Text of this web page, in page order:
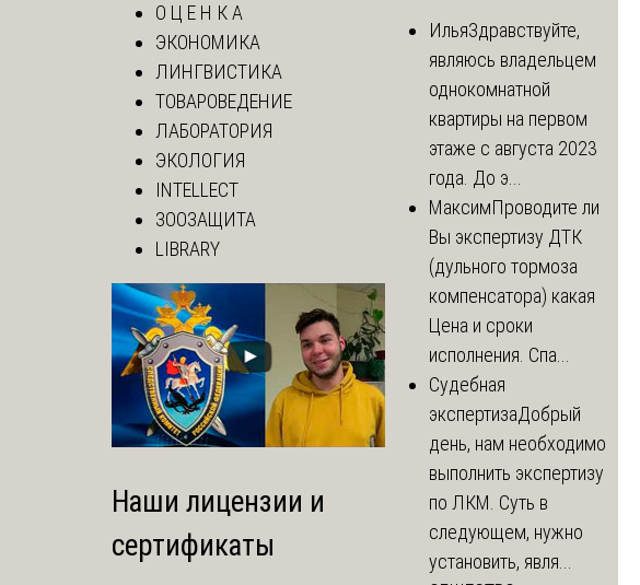
О Ц Е Н К А
ЭКОНОМИКА
ЛИНГВИСТИКА
ТОВАРОВЕДЕНИЕ
ЛАБОРАТОРИЯ
ЭКОЛОГИЯ
INTELLECT
ЗООЗАЩИТА
LIBRARY
Наши лицензии и
сертификаты
ИльяЗдравствуйте,
являюсь владельцем
однокомнатной
квартиры на первом
этаже с августа 2023
года. До э...
МаксимПроводите ли
Вы экспертизу ДТК
(дульного тормоза
компенсатора) какая
Цена и сроки
исполнения. Спа...
Судебная
экспертизаДобрый
день, нам необходимо
выполнить экспертизу
по ЛКМ. Суть в
следующем, нужно
установить, явля...